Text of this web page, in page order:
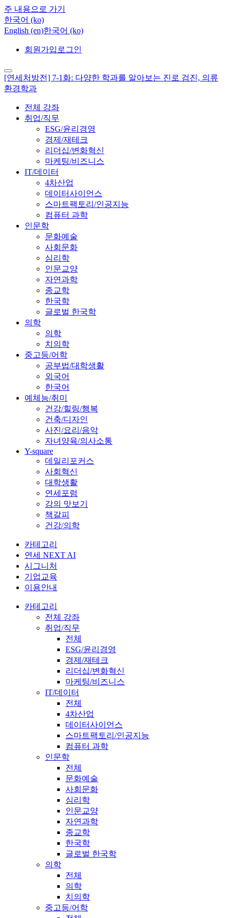
주 내용으로 가기
한국어 ‎(ko)‎
English ‎(en)‎한국어 ‎(ko)‎
회원가입 로그인
[연세처방전] 7-1화: 다양한 학과를 알아보는 진로 검진, 의류
환경학과
전체 강좌
취업/직무
ESG/윤리경영
경제/재테크
리더십/변화혁신
마케팅/비즈니스
IT/데이터
4차산업
데이터사이언스
스마트팩토리/인공지능
컴퓨터 과학
인문학
문화예술
사회문화
심리학
인문교양
자연과학
종교학
한국학
글로벌 한국학
의학
의학
치의학
중고등/어학
공부법/대학생활
외국어
한국어
예체능/취미
건강/힐링/행복
건축/디자인
사진/요리/음악
자녀양육/의사소통
Y-square
데일리포커스
사회혁신
대학생활
연세포럼
강의 맛보기
책갈피
건강/의학
카테고리
연세 NEXT AI
시그니처
기업교육
이용안내
카테고리
전체 강좌
취업/직무
전체
ESG/윤리경영
경제/재테크
리더십/변화혁신
마케팅/비즈니스
IT/데이터
전체
4차산업
데이터사이언스
스마트팩토리/인공지능
컴퓨터 과학
인문학
전체
문화예술
사회문화
심리학
인문교양
자연과학
종교학
한국학
글로벌 한국학
의학
전체
의학
치의학
중고등/어학